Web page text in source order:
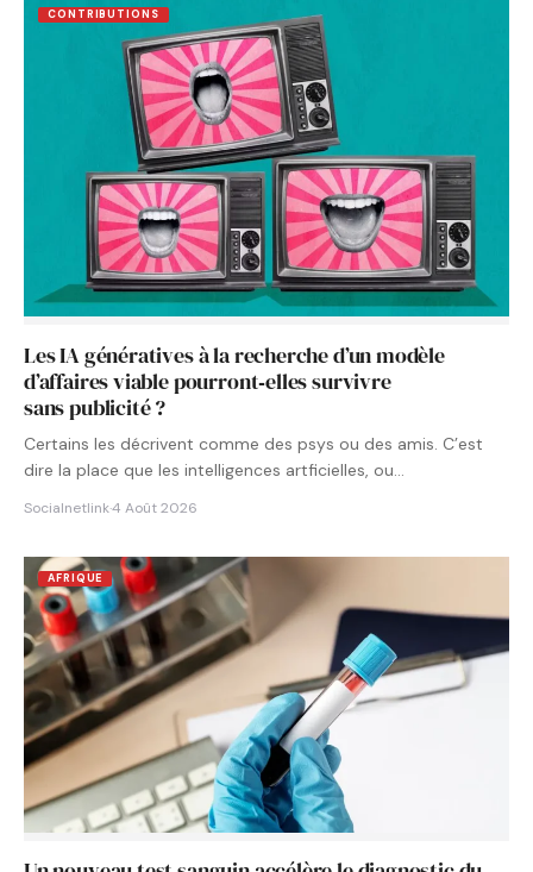
CONTRIBUTIONS
Les IA génératives à la recherche d’un modèle
d’affaires viable pourront‑elles survivre
sans publicité ?
Certains les décrivent comme des psys ou des amis. C’est
dire la place que les intelligences artficielles, ou…
Socialnetlink·4 Août 2026
AFRIQUE